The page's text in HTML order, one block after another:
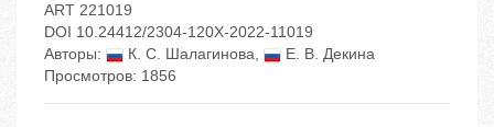
ART 221019
DOI 10.24412/2304-120X-2022-11019
Авторы:
К. С. Шалагинова,
Е. В. Декина
Просмотров: 1856